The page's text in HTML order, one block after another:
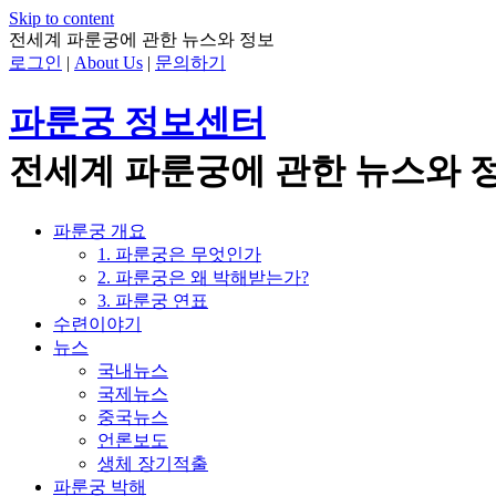
Skip to content
전세계 파룬궁에 관한 뉴스와 정보
로그인 | About Us | 문의하기
파룬궁 정보센터
전세계 파룬궁에 관한 뉴스와
파룬궁 개요
1. 파룬궁은 무엇인가
2. 파룬궁은 왜 박해받는가?
3. 파룬궁 연표
수련이야기
뉴스
국내뉴스
국제뉴스
중국뉴스
언론보도
생체 장기적출
파룬궁 박해